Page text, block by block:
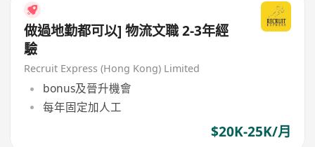
做過地勤都可以] 物流文職 2-3年經
驗
Recruit Express (Hong Kong) Limited
bonus及晉升機會
每年固定加人工
$20K-25K/月